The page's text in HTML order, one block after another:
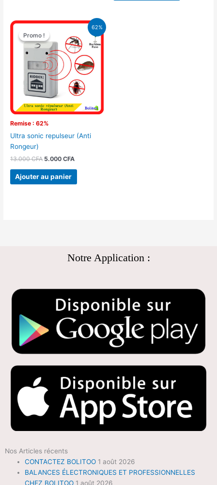
62%
Promo !
Remise : 62%
Promo !
Ultra sonic repulseur (Anti
Rongeur)
13.000CFA
Le
prix
initial
était :
13.000 CFA.
5.000CFA
Le
actuel
est :
5.000 CFA.
Ajouter au panier
Notre Application :
Nos Articles récents
CONTACTEZ BOLITOO 1 août 2026
BALANCES ÉLECTRONIQUES ET PROFESSIONNELLES
CHEZ BOLITOO 1 août 2026